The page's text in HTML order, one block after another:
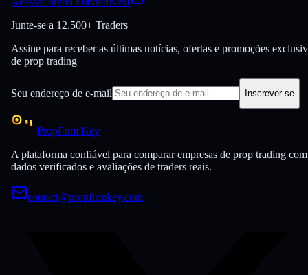
Junte-se a 12,500+ Traders
Assine para receber as últimas notícias, ofertas e promoções
de prop trading
Seu endereço de e-mail Inscrever-se
PropFirm Key
A plataforma confiável para comparar empresas de prop trading com
dados verificados e avaliações de traders reais.
contact@propfirmkey.com